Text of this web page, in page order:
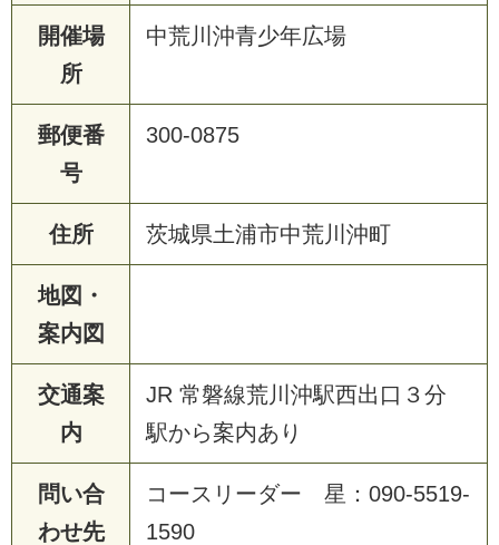
開催場
所
中荒川沖青少年広場
郵便番
号
300-0875
住所 茨城県土浦市中荒川沖町
地図・
案内図
交通案
内
JR 常磐線荒川沖駅西出口３分
駅から案内あり
問い合
わせ先
コースリーダー 星：090-5519-
1590